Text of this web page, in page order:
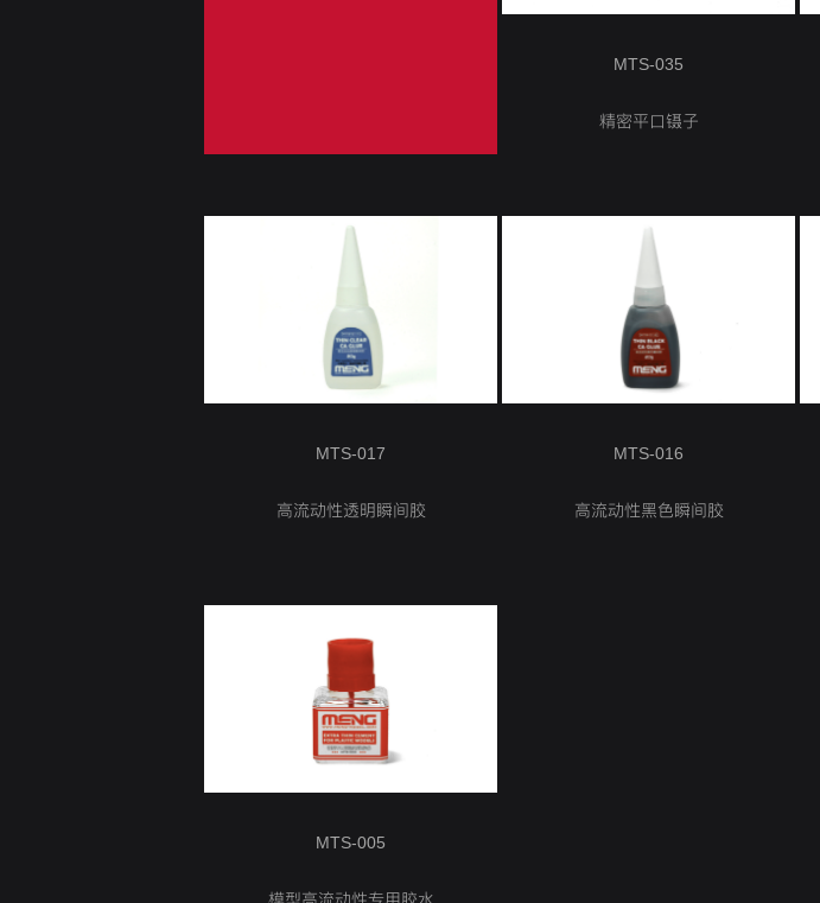
MTS-035
精密平口镊子
MTS-017
高流动性透明瞬间胶
MTS-016
高流动性黑色瞬间胶
MTS-005
模型高流动性专用胶水